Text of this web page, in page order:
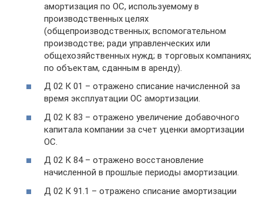
амортизация по ОС, используемому в
производственных целях
(общепроизводственных; вспомогательном
производстве; ради управленческих или
общехозяйственных нужд; в торговых компаниях;
по объектам, сданным в аренду).
Д 02 К 01 – отражено списание начисленной за
время эксплуатации ОС амортизации.
Д 02 К 83 – отражено увеличение добавочного
капитала компании за счет уценки амортизации
ОС.
Д 02 К 84 – отражено восстановление
начисленной в прошлые периоды амортизации.
Д 02 К 91.1 – отражено списание амортизации